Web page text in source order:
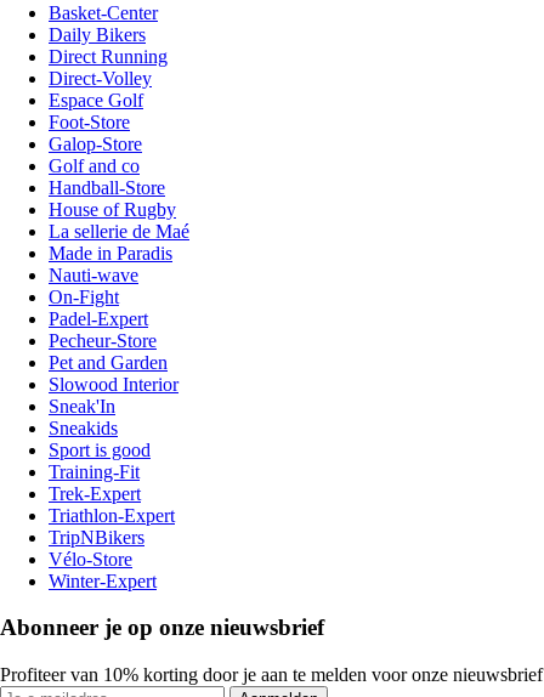
Basket-Center
Daily Bikers
Direct Running
Direct-Volley
Espace Golf
Foot-Store
Galop-Store
Golf and co
Handball-Store
House of Rugby
La sellerie de Maé
Made in Paradis
Nauti-wave
On-Fight
Padel-Expert
Pecheur-Store
Pet and Garden
Slowood Interior
Sneak'In
Sneakids
Sport is good
Training-Fit
Trek-Expert
Triathlon-Expert
TripNBikers
Vélo-Store
Winter-Expert
Abonneer je op onze nieuwsbrief
Profiteer van 10% korting door je aan te melden voor onze nieuwsbrief